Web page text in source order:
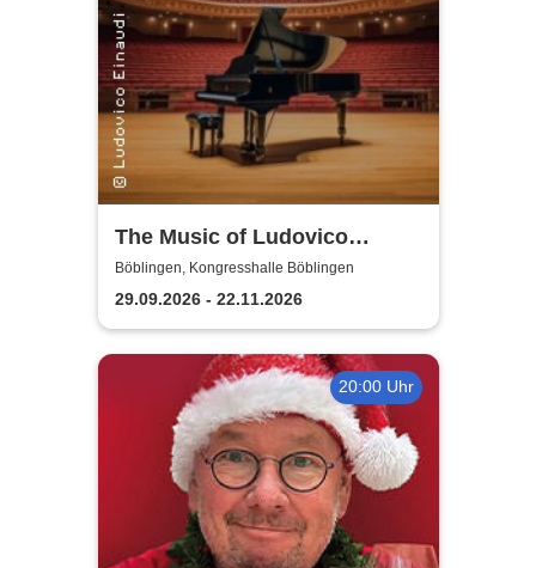
The Music of Ludovico
Einaudi: Tribute-
Klavierkonzert - Ludovico
Einaudi Tribute bei
Kerzenschein
Böblingen, Kongresshalle Böblingen
29.09.2026 - 22.11.2026
20:00 Uhr